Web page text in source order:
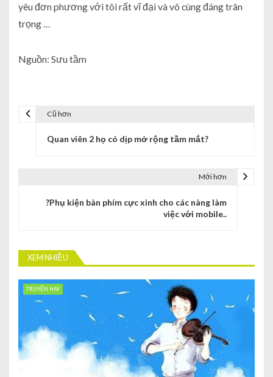
yêu đơn phương với tôi rất vĩ đại và vô cùng đáng trân
trọng …
Nguồn: Sưu tầm
Cũ hơn
Quan viên 2 họ có dịp mở rộng tầm mắt?
Mới hơn
?Phụ kiện bàn phím cực xinh cho các nàng làm
việc với mobile..
XEM NHIỀU
TRUYỆN HAY